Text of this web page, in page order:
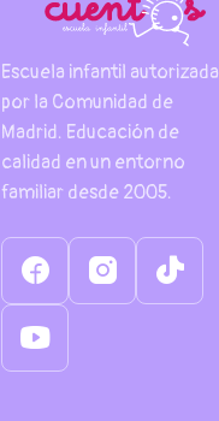
Escuela infantil autorizada
por la Comunidad de
Madrid. Educación de
calidad en un entorno
familiar desde 2005.